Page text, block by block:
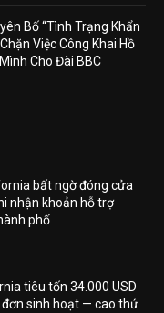
Bố “Tình Trạng Khẩn
Việc Công Khai Hồ
Cho Đài BBC
bất ngờ đóng cửa
nhận khoản hỗ trợ
phố
tiêu tốn 34.000 USD
sinh hoạt — cao thứ